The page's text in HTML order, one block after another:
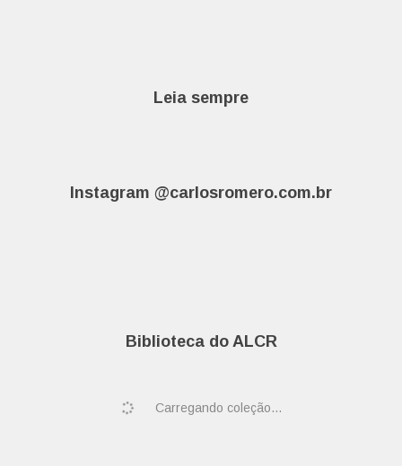
Leia sempre
Instagram @carlosromero.com.br
Biblioteca do ALCR
Carregando coleção...